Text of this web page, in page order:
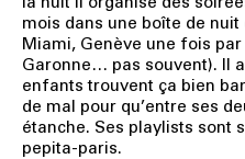
mois dans une boîte de nuit
Miami, Genève une fois
Garonne… pas souvent). Il
enfants trouvent ça bien
de mal pour qu’entre ses
étanche. Ses playlists sont
pepita-paris.